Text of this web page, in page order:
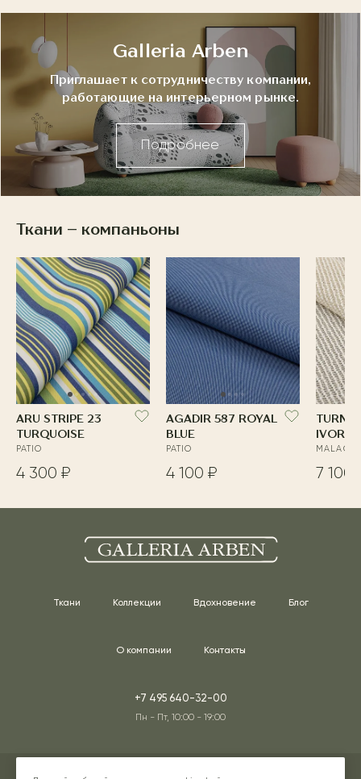
Galleria Arben
Приглашает к сотрудничеству компании,
работающие на интерьерном рынке.
Подробнее
Ткани – компаньоны
ARU STRIPE 23
TURQUOISE
PATIO
4 300 ₽
AGADIR 587 ROYAL
BLUE
PATIO
4 100 ₽
IVORY
MALAGA
7 100
Ткани Коллекции Вдохновение Блог
О компании Контакты
+7 495 640-32-00
Пн - Пт, 10:00 - 19:00